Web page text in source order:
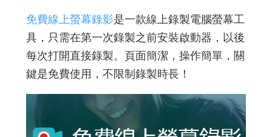
免費線上螢幕錄影是一款線上錄製電腦螢幕工
具，只需在第一次錄製之前安裝啟動器，以後
每次打開直接錄製。頁面簡潔，操作簡單，關
鍵是免費使用，不限制錄製時長！